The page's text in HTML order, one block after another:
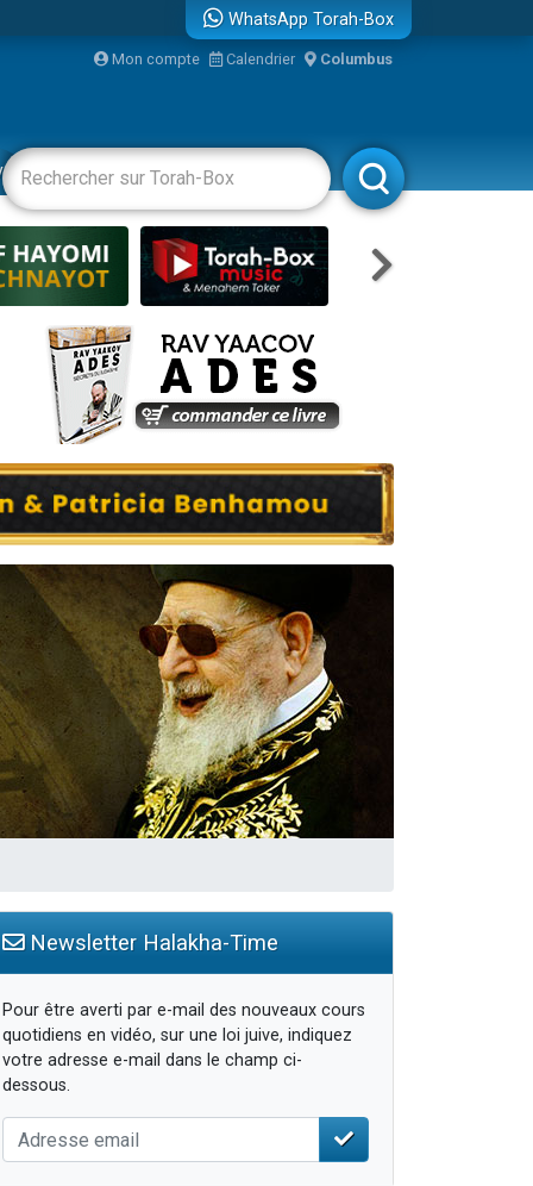
WhatsApp Torah-Box
Mon compte Calendrier Columbus
Livres Rabbanim
Newsletter Halakha-Time
Pour être averti par e-mail des nouveaux cours
quotidiens en vidéo, sur une loi juive, indiquez
votre adresse e-mail dans le champ ci-
dessous.